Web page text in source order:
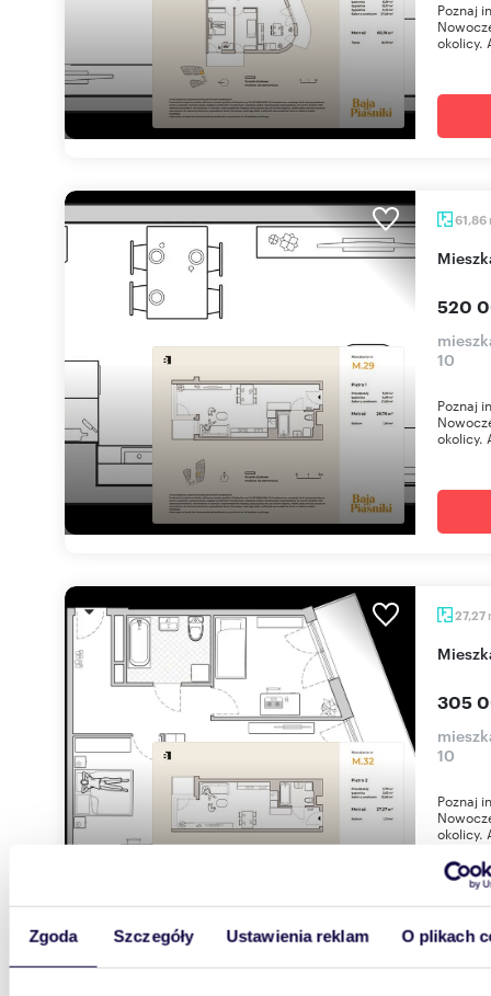
Zgoda Szczegóły Ustawienia reklam O plikach
Poznaj
okolicy.
61,86
520
10
Poznaj
okolicy.
27,27
305
10
Poznaj
okolicy.